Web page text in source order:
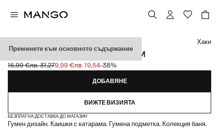
Преминете към основното съдържание
ГУМИРАНИ САНДАЛИ С КАТАРАМИ
Задраскана първоначална цена [15,99 € лв. 31,27]
15,99 €лв. 31,27
Текуща цена [9,99 € лв. 19,54]
9,99 €лв. 19,54-38%
Изберете цвят
Хаки
ДОБАВЯНЕ
ВИЖТЕ ВИЗИЯТА
БЕЗПЛАТНА ДОСТАВКА ДО МАГАЗИН
Гумен дизайн. Каишки с катарама. Гумена подметка. Колекция баня.